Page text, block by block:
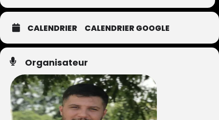
CALENDRIER CALENDRIER GOOGLE
Organisateur